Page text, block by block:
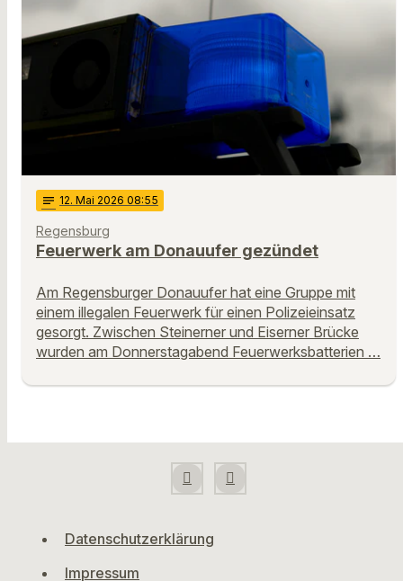
notes 12. Mai 2026 08:55
Regensburg
Feuerwerk am Donauufer gezündet
Am Regensburger Donauufer hat eine Gruppe mit
einem illegalen Feuerwerk für einen Polizeieinsatz
gesorgt. Zwischen Steinerner und Eiserner Brücke
wurden am Donnerstagabend Feuerwerksbatterien …
Datenschutzerklärung
Impressum